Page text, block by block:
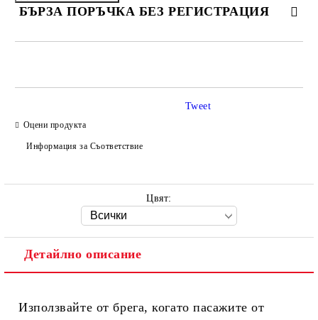
БЪРЗА ПОРЪЧКА БЕЗ РЕГИСТРАЦИЯ
Ние ще се свържем с вас в рамките на работния ден.
Оцени продукта
Информация за Съответствие
Tweet
Цвят:
Детайлно описание
Използвайте от брега, когато пасажите от